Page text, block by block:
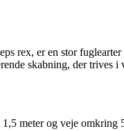
rex, er en stor
skabning, der trives
meter og veje